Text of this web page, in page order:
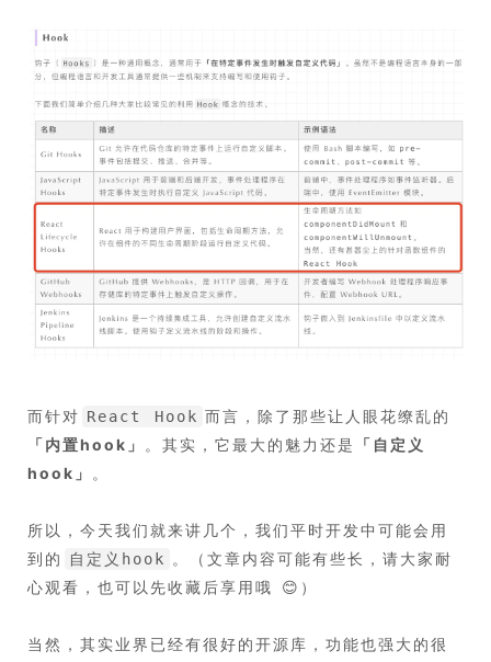
而针对 React Hook 而言，除了那些让人眼花缭乱的
「内置hook 」 。其实，它最大的魅力还是 「 自定义
hook 」 。
所以，今天我们就来讲几个，我们平时开发中可能会用
到的
自定义hook
。（文章内容可能有些长，请大家耐
心观看，也可以先收藏后享用哦 😊）
当然，其实业界已经有很好的开源库，功能也强大的很